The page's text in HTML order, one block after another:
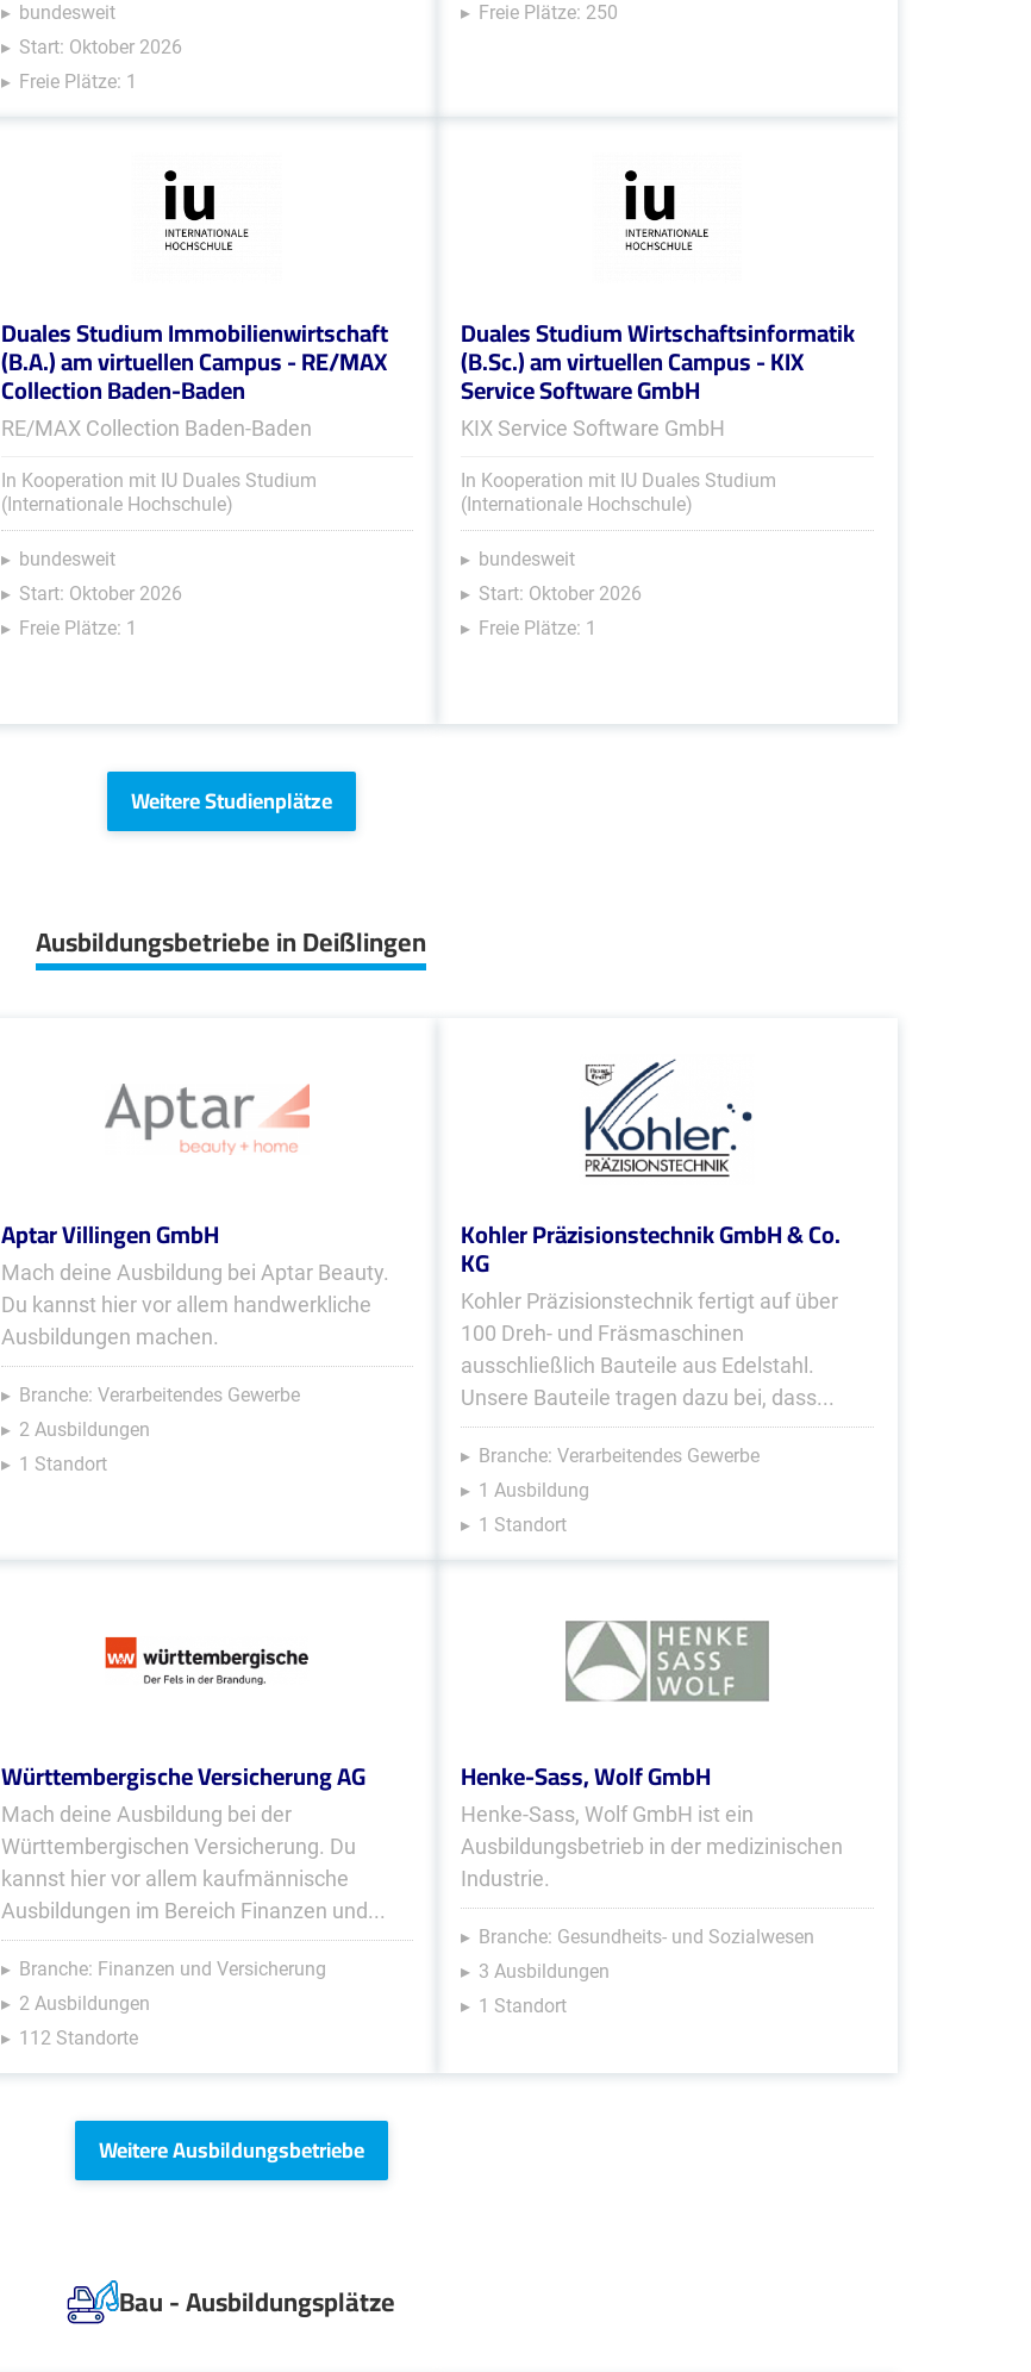
bundesweit
Start: Oktober 2026
Freie Plätze: 1
Freie Plätze: 250
Duales Studium Immobilienwirtschaft
(B.A.) am virtuellen Campus - RE/MAX
Collection Baden-Baden
RE/MAX Collection Baden-Baden
In Kooperation mit IU Duales Studium
(Internationale Hochschule)
bundesweit
Start: Oktober 2026
Freie Plätze: 1
Duales Studium Wirtschaftsinformatik
(B.Sc.) am virtuellen Campus - KIX
Service Software GmbH
KIX Service Software GmbH
In Kooperation mit IU Duales Studium
(Internationale Hochschule)
bundesweit
Start: Oktober 2026
Freie Plätze: 1
Weitere Studienplätze
Ausbildungsbetriebe in Deißlingen
Aptar Villingen GmbH
Mach deine Ausbildung bei Aptar Beauty.
Du kannst hier vor allem handwerkliche
Ausbildungen machen.
Branche: Verarbeitendes Gewerbe
2 Ausbildungen
1 Standort
Kohler Präzisionstechnik GmbH & Co.
KG
Kohler Präzisionstechnik fertigt auf über
100 Dreh- und Fräsmaschinen
ausschließlich Bauteile aus Edelstahl.
Unsere Bauteile tragen dazu bei, dass...
Branche: Verarbeitendes Gewerbe
1 Ausbildung
1 Standort
Württembergische Versicherung AG
Mach deine Ausbildung bei der
Württembergischen Versicherung. Du
kannst hier vor allem kaufmännische
Ausbildungen im Bereich Finanzen und...
Branche: Finanzen und Versicherung
2 Ausbildungen
112 Standorte
Henke-Sass, Wolf GmbH
Henke-Sass, Wolf GmbH ist ein
Ausbildungsbetrieb in der medizinischen
Industrie.
Branche: Gesundheits- und Sozialwesen
3 Ausbildungen
1 Standort
Weitere Ausbildungsbetriebe
Bau - Ausbildungsplätze